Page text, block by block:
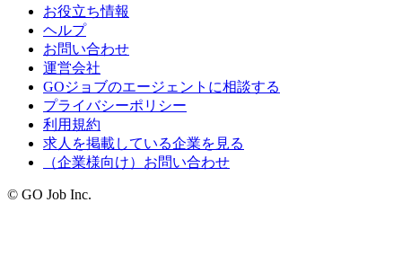
お役立ち情報
ヘルプ
お問い合わせ
運営会社
GOジョブのエージェントに相談する
プライバシーポリシー
利用規約
求人を掲載している企業を見る
（企業様向け）お問い合わせ
© GO Job Inc.